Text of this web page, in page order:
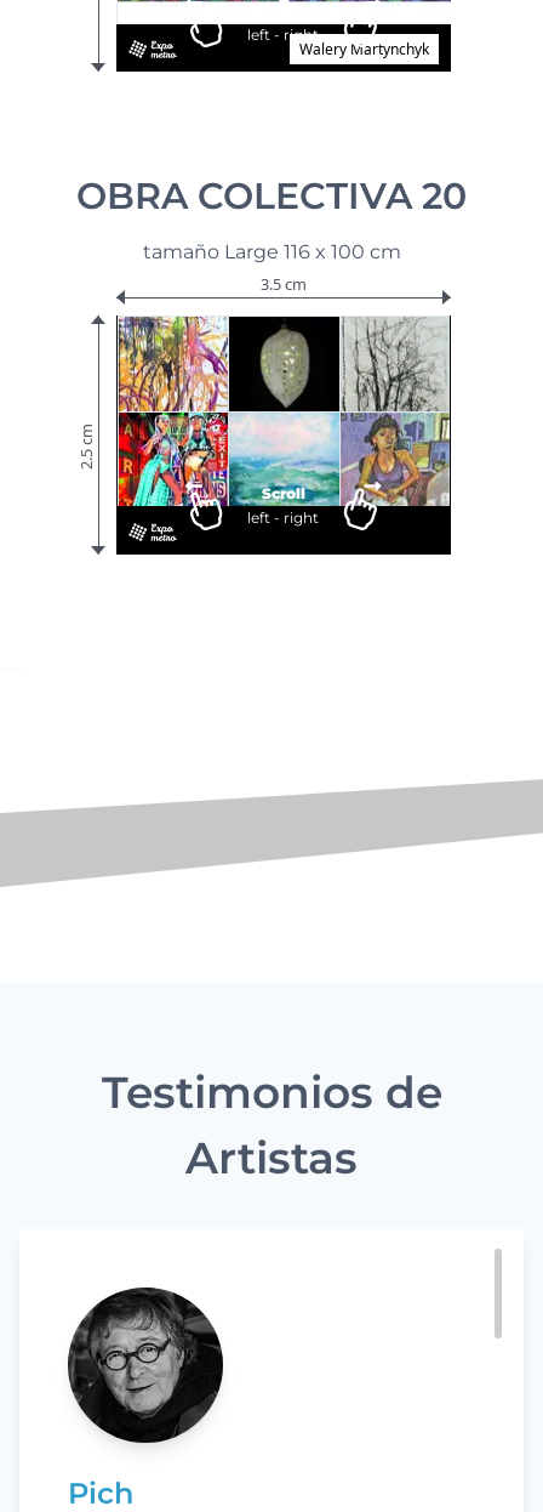
Walery Martynchyk
left - right
OBRA COLECTIVA 20
tamaño Large 116 x 100 cm
2.5 cm
3.5 cm
Scroll
left - right
Testimonios de
Artistas
Pich